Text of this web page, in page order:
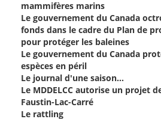
mammifères marins
Le gouvernement du Canada
fonds dans le cadre du Plan de
pour protéger les baleines
Le gouvernement du Canada
espèces en péril
Le journal d'une saison...
Le MDDELCC autorise un projet
Faustin-Lac-Carré
Le rattling